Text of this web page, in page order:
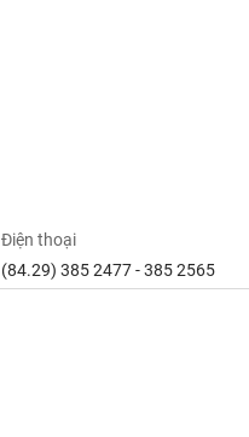
Điện thoại
(84.29) 385 2477 - 385 2565